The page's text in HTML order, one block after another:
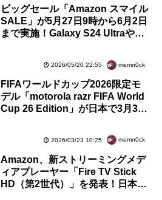
ビッグセール「Amazon スマイル
SALE」が5月27日9時から6月2日
まで実施！Galaxy S24 Ultraや
2026/05/20 22:55 memn0ck
FIFAワールドカップ2026限定モ
デル「motorola razr FIFA World
Cup 26 Edition」が日本で3月31
2026/03/23 10:25 memn0ck
Amazon、新ストリーミングメデ
ィアプレーヤー「Fire TV Stick
HD（第2世代）」を発表！日本で